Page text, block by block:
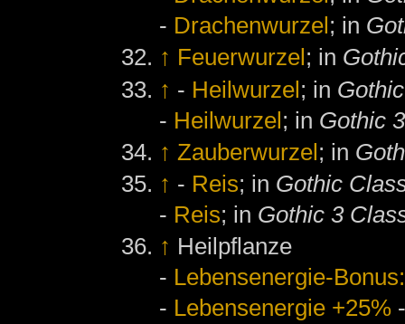
- Drachenwurzel; in
↑ Feuerwurzel; in
↑ - Heilwurzel; in
- Heilwurzel; in Gothic
↑ Zauberwurzel; in
↑ - Reis; in Gothic
- Reis; in Gothic 3
↑ Heilpflanze
- Lebensenergie-
- Lebensenergie +25%